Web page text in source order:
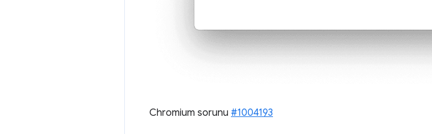
Chromium sorunu #1004193